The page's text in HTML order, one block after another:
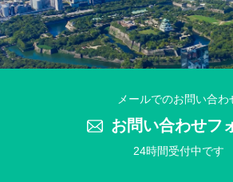
2025年7月31日
2025年 夏季休業のお知らせ
2025年 ゴールデンウイーク休業のお
メールでのお問い合わ
お問い合わせフ
24時間受付中です